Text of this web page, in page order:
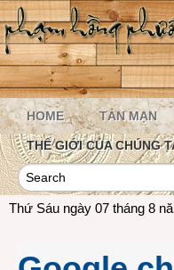
HOME TẢN MẠN
THẾ GIỚI CỦA CHÚNG
Thứ Sáu ngày 07 tháng 8